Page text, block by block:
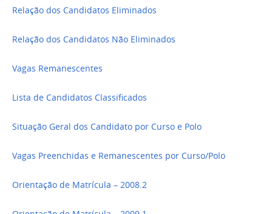
Relação dos Candidatos Eliminados
Relação dos Candidatos Não Eliminados
Vagas Remanescentes
Lista de Candidatos Classificados
Situação Geral dos Candidato por Curso e Polo
Vagas Preenchidas e Remanescentes por Curso/Polo
Orientação de Matrícula – 2008.2